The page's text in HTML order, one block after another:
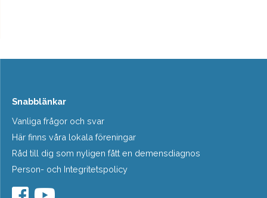
Snabblänkar
Vanliga frågor och svar
Här finns våra lokala föreningar
Råd till dig som nyligen fått en demensdiagnos
Person- och Integritetspolicy